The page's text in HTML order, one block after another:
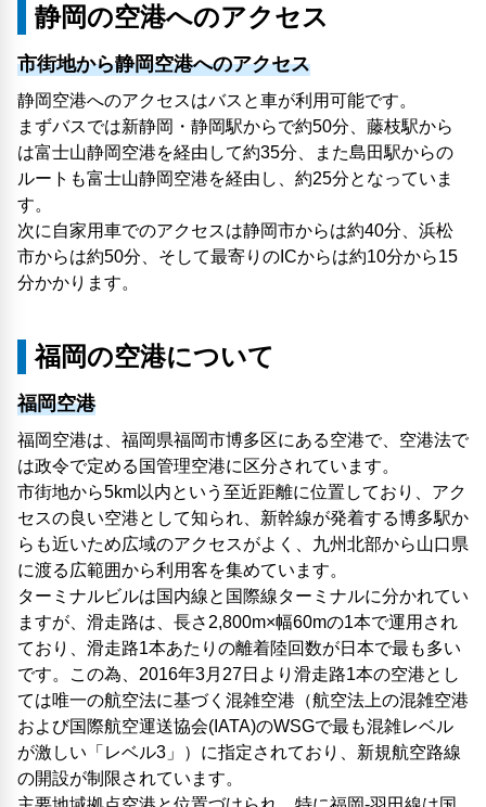
静岡の空港へのアクセス
市街地から静岡空港へのアクセス
静岡空港へのアクセスはバスと車が利用可能です。
まずバスでは新静岡・静岡駅からで約50分、藤枝駅から
は富士山静岡空港を経由して約35分、また島田駅からの
ルートも富士山静岡空港を経由し、約25分となっていま
す。
次に自家用車でのアクセスは静岡市からは約40分、浜松
市からは約50分、そして最寄りのICからは約10分から15
分かかります。
福岡の空港について
福岡空港
福岡空港は、福岡県福岡市博多区にある空港で、空港法で
は政令で定める国管理空港に区分されています。
市街地から5km以内という至近距離に位置しており、アク
セスの良い空港として知られ、新幹線が発着する博多駅か
らも近いため広域のアクセスがよく、九州北部から山口県
に渡る広範囲から利用客を集めています。
ターミナルビルは国内線と国際線ターミナルに分かれてい
ますが、滑走路は、長さ2,800m×幅60mの1本で運用され
ており、滑走路1本あたりの離着陸回数が日本で最も多い
です。この為、2016年3月27日より滑走路1本の空港とし
ては唯一の航空法に基づく混雑空港（航空法上の混雑空港
および国際航空運送協会(IATA)のWSGで最も混雑レベル
が激しい「レベル3」）に指定されており、新規航空路線
の開設が制限されています。